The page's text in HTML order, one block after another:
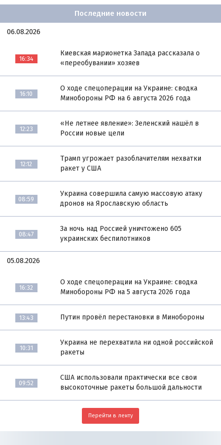
Последние новости
06.08.2026
16:34
Киевская марионетка Запада рассказала о
«переобувании» хозяев
16:10
О ходе спецоперации на Украине: сводка
Минобороны РФ на 6 августа 2026 года
12:23
«Не летнее явление»: Зеленский нашёл в
России новые цели
12:12
Трамп угрожает разоблачителям нехватки
ракет у США
08:59
Украина совершила самую массовую атаку
дронов на Ярославскую область
08:47
За ночь над Россией уничтожено 605
украинских беспилотников
05.08.2026
16:32
О ходе спецоперации на Украине: сводка
Минобороны РФ на 5 августа 2026 года
13:43 Путин провёл перестановки в Минобороны
10:31
Украина не перехватила ни одной российской
ракеты
09:52
США использовали практически все свои
высокоточные ракеты большой дальности
Перейти в ленту